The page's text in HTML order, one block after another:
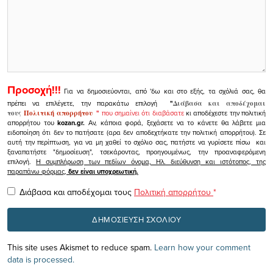
Προσοχή!!! Για να δημοσιεύονται, από 'δω και στο εξής, τα σχόλιά σας, θα
πρέπει να επιλέγετε, την παρακάτω επιλογή
"Διάβασα και αποδέχομαι
τουςΠολιτική απορρήτου" που σημαίνει ότι διαβάσατεκι αποδέχεστε την πολιτική
απορρήτου τουkozan.gr. Αν, κάποια φορά, ξεχάσετε να το κάνετε θα λάβετε μια
ειδοποίηση ότι δεν το πατήσατε (αρα δεν αποδεχτήκατε την πολιτική απορρήτου). Σε
αυτή την περίπτωση, για να μη χαθεί το σχόλιο σας, πατήστε να γυρίσετε πίσω και
ξαναπατήστε "δημοσίευση", τσεκάροντας, προηγουμένως, την προαναφερόμενη
επιλογή.Η συμπλήρωση των πεδίων όνομα, Ηλ. διεύθυνση και ιστότοπος, της
παραπάνω φόρμας, δεν είναι υποχρεωτική.
Διάβασα και αποδέχομαι τους Πολιτική απορρήτου *
This site uses Akismet to reduce spam. Learn how your comment
data is processed.